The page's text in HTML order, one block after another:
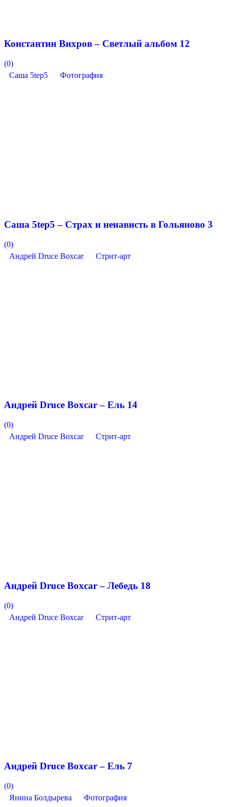
Константин Вихров – Светлый альбом 12
(0)
Саша 5tep5
Фотография
Саша 5tep5 – Страх и ненависть в Гольяново 3
(0)
Андрей Druce Boxcar
Стрит-арт
Андрей Druce Boxcar – Ель 14
(0)
Андрей Druce Boxcar
Стрит-арт
Андрей Druce Boxcar – Лебедь 18
(0)
Андрей Druce Boxcar
Стрит-арт
Андрей Druce Boxcar – Ель 7
(0)
Янина Болдырева
Фотография